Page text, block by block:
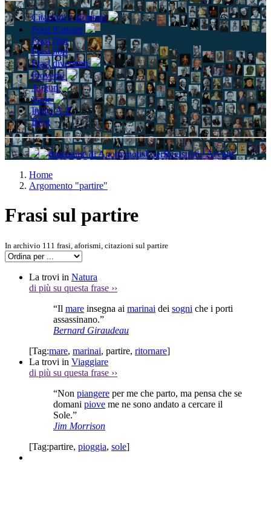
Citazioni e aforismi
Frasi d'amore
Frasi film
Frasi libri
Frasi divertenti
Proverbi
Auguri
Varie
Indici A-Z
Blog
Registrati / Accedi
Home
Argomento "partire"
Frasi sul partire
In archivio 111 frasi, aforismi, citazioni sul partire
La trovi in Natura
di più su questa frase ››
“Il mare insegna ai marinai dei sogni che i porti
assassinano.”
Bernard Giraudeau
[Tag:mare, marinai, partire, ritornare]
La trovi in Viaggiare
di più su questa frase ››
“Non piangere per me che parto, ma pensa che se
domani piove me ne sono andato a cercare il
Sole.”
Jim Morrison
[Tag:partire, pioggia, sole]